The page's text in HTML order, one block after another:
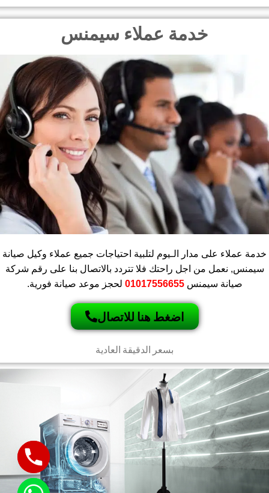
خدمة عملاء سيمنس
خدمة عملاء على مدار الـيوم لتلبية احتياجات جميع عملاء وكيل صيانة
سيمنس, نعمل من اجل راحتك فلا تتردد بالاتصال بنا على رقم شركة
صيانة سيمنس01017556655 لحجز موعد صيانة فورية.
اضغط هنا للاتصال
بسعر الدقيقة العادية